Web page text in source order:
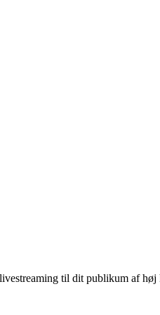
til dit publikum af høj